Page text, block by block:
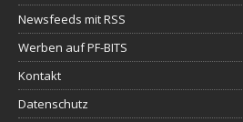
Newsfeeds mit RSS
Werben auf PF-BITS
Kontakt
Datenschutz